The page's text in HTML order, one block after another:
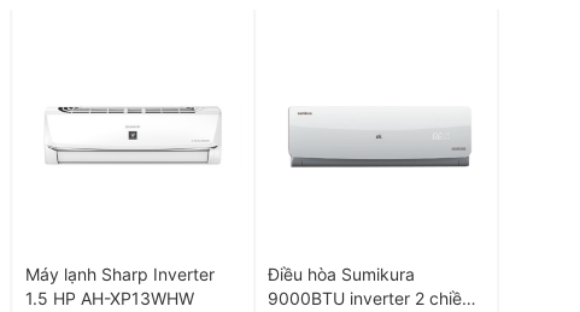
Máy lạnh Sharp Inverter
1.5 HP AH-XP13WHW
Điều hòa Sumikura
9000BTU inverter 2 chiều